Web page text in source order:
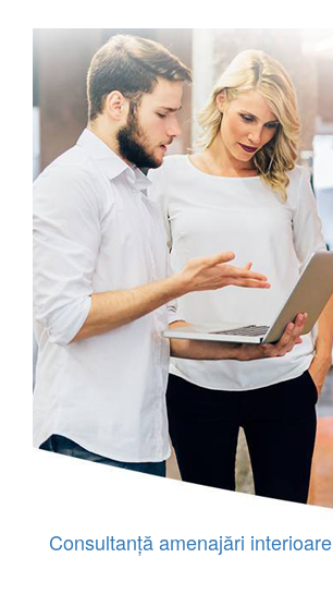
Consultanță amenajări interioare